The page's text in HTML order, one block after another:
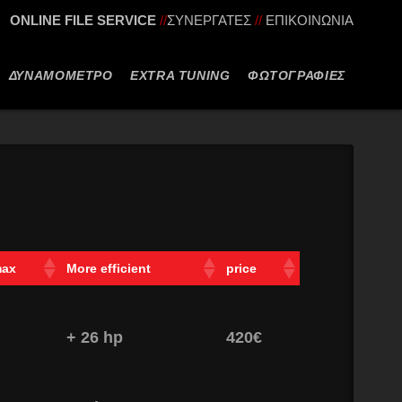
ONLINE FILE SERVICE//ΣΥΝΕΡΓΑΤΕΣ // ΕΠΙΚΟΙΝΩΝΙΑ
ΦΩΤΟΓΡΑΦΙΕΣ
EXTRA TUNING
ΔΥΝΑΜΟΜΕΤΡΟ
More efficient price
+ 26 hp
420€